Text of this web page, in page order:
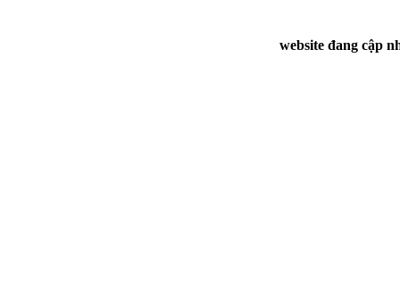
website đang cập